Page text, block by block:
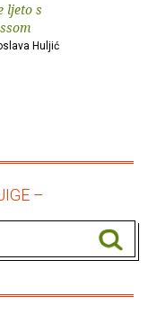
ljeto s
Huljić
–